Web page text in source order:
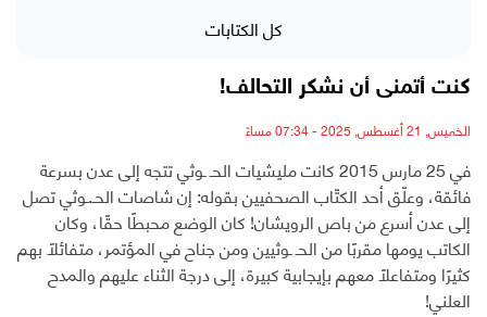
كل الكتابات
كنت أتمنى أن نشكر التحالف!
الخميس, 21 أغسطس, 2025 - 07:34 مساءً
في 25 مارس 2015 كانت مليشيات الحـ ـوثي تتجه إلى عدن بسرعة
فائقة، وعلّق أحد الكتّاب الصحفيين بقوله: إن شاصات الحـ.ـوثي تصل
إلى عدن أسرع من باص الرويشان! كان الوضع محبطًا حقًا، وكان
الكاتب يومها مقربًا من الحـ ـوثيين ومن جناح في المؤتمر، متفائلًا بهم
كثيرًا ومتفاعلًا معهم بإيجابية كبيرة، إلى درجة الثناء عليهم والمدح
العلني!